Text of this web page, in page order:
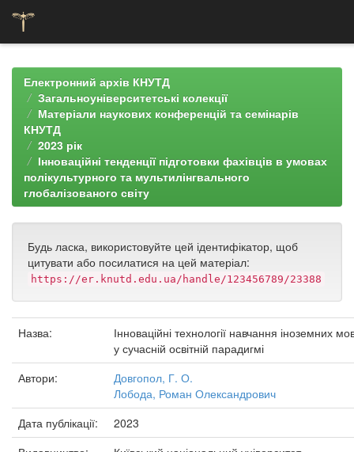
navigationЕлектронний архів КНУТД
Загальноуніверситетські колекції
Матеріали наукових конференцій та семінарів
КНУТД
2023 рік
Інноваційні тенденції підготовки фахівців в умовах
полікультурного та мультилінгвального
глобалізованого світу
Будь ласка, використовуйте цей ідентифікатор, щоб
цитувати або посилатися на цей матеріал:
https://er.knutd.edu.ua/handle/123456789/23388
Назва:
Інноваційні технології навчання іноземних
у сучасній освітній парадигмі
Автори:
Довгопол, Г. О.
Лобода, Роман Олександрович
Дата публікації:
2023